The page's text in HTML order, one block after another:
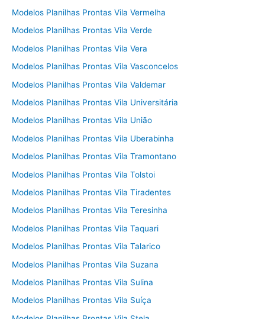
Modelos Planilhas Prontas Vila Vermelha
Modelos Planilhas Prontas Vila Verde
Modelos Planilhas Prontas Vila Vera
Modelos Planilhas Prontas Vila Vasconcelos
Modelos Planilhas Prontas Vila Valdemar
Modelos Planilhas Prontas Vila Universitária
Modelos Planilhas Prontas Vila União
Modelos Planilhas Prontas Vila Uberabinha
Modelos Planilhas Prontas Vila Tramontano
Modelos Planilhas Prontas Vila Tolstoi
Modelos Planilhas Prontas Vila Tiradentes
Modelos Planilhas Prontas Vila Teresinha
Modelos Planilhas Prontas Vila Taquari
Modelos Planilhas Prontas Vila Talarico
Modelos Planilhas Prontas Vila Suzana
Modelos Planilhas Prontas Vila Sulina
Modelos Planilhas Prontas Vila Suíça